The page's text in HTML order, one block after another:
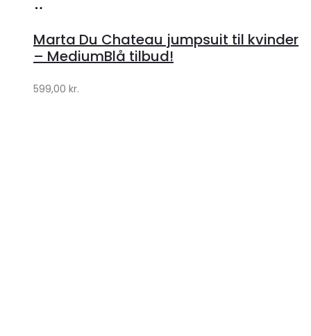
Klædeskabet.dk
Marta Du Chateau jumpsuit til kvinder
– MediumBlå tilbud!
599,00 kr.